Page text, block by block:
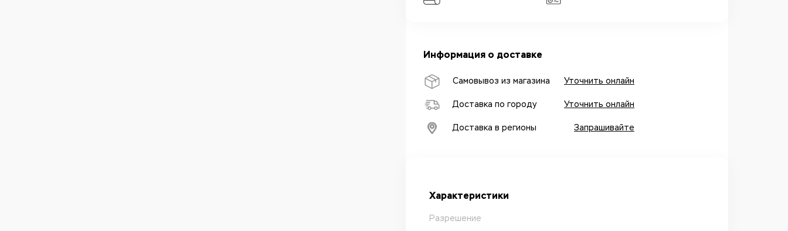
Информация о доставке
Самовывоз из магазина Уточнить онлайн
Доставка по городу Уточнить онлайн
Доставка в регионы Запрашивайте
Характеристики
Разрешение